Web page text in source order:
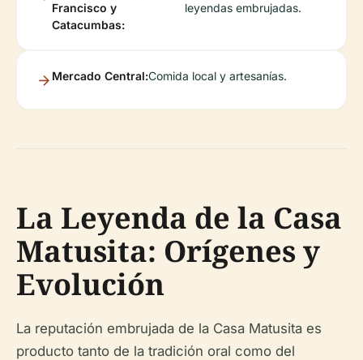
Francisco y
Catacumbas:
leyendas embrujadas.
Mercado Central:Comida local y artesanías.
La Leyenda de la Casa
Matusita: Orígenes y
Evolución
La reputación embrujada de la Casa Matusita es
producto tanto de la tradición oral como del